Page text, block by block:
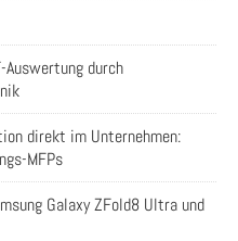
Auswertung durch
direkt im Unternehmen:
MFPs
Galaxy ZFold8 Ultra und